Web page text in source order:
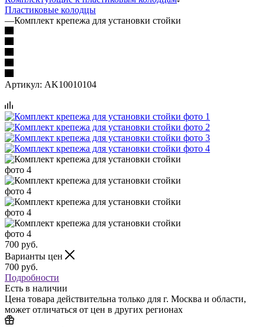
Пластиковые колодцы
—Комплект крепежа для установки стойки
Артикул: AK10010104
700 руб.
Варианты цен
700 руб.
Подробности
Есть в наличии
Цена товара действительна только для г. Москва и области,
может отличаться от цен в других регионах